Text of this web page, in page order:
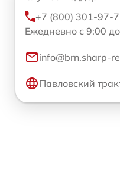
+7 (800) 301-97-
Ежедневно с 9:00
info@brn.sharp-
Павловский